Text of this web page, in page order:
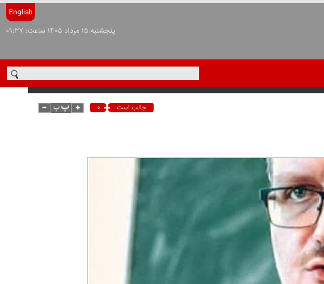
English
پنجشنبه ۱۵ مرداد ۱۴۰۵ ساعت: ۰۹:۳۷
جالب است ۰